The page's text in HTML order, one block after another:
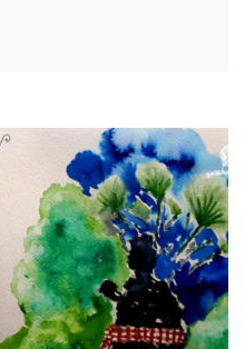
าคะเสถียร ในอดีต